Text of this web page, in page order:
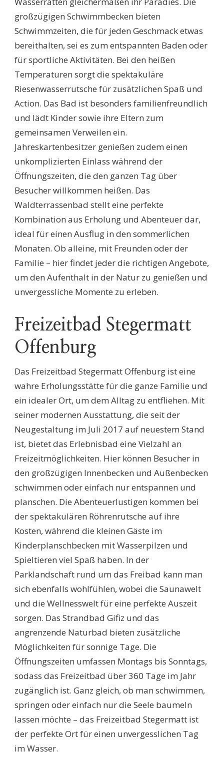
großzügigen Schwimmbecken bieten
Schwimmzeiten, die für jeden Geschmack etwas
bereithalten, sei es zum entspannten Baden oder
für sportliche Aktivitäten. Bei den heißen
Temperaturen sorgt die spektakuläre
Riesenwasserrutsche für zusätzlichen Spaß und
Action. Das Bad ist besonders familienfreundlich
und lädt Kinder sowie ihre Eltern zum
gemeinsamen Verweilen ein.
Jahreskartenbesitzer genießen zudem einen
unkomplizierten Einlass während der
Öffnungszeiten, die den ganzen Tag über
Besucher willkommen heißen. Das
Waldterrassenbad stellt eine perfekte
Kombination aus Erholung und Abenteuer dar,
ideal für einen Ausflug in den sommerlichen
Monaten. Ob alleine, mit Freunden oder der
Familie – hier findet jeder die richtigen Angebote,
um den Aufenthalt in der Natur zu genießen und
unvergessliche Momente zu erleben.
Freizeitbad Stegermatt
Offenburg
Das Freizeitbad Stegermatt Offenburg ist eine
wahre Erholungsstätte für die ganze Familie und
ein idealer Ort, um dem Alltag zu entfliehen. Mit
seiner modernen Ausstattung, die seit der
Neugestaltung im Juli 2017 auf neuestem Stand
ist, bietet das Erlebnisbad eine Vielzahl an
Freizeitmöglichkeiten. Hier können Besucher in
den großzügigen Innenbecken und Außenbecken
schwimmen oder einfach nur entspannen und
planschen. Die Abenteuerlustigen kommen bei
der spektakulären Röhrenrutsche auf ihre
Kosten, während die kleinen Gäste im
Kinderplanschbecken mit Wasserpilzen und
Spieltieren viel Spaß haben. In der
Parklandschaft rund um das Freibad kann man
sich ebenfalls wohlfühlen, wobei die Saunawelt
und die Wellnesswelt für eine perfekte Auszeit
sorgen. Das Strandbad Gifiz und das
angrenzende Naturbad bieten zusätzliche
Möglichkeiten für sonnige Tage. Die
Öffnungszeiten umfassen Montags bis Sonntags,
sodass das Freizeitbad über 360 Tage im Jahr
zugänglich ist. Ganz gleich, ob man schwimmen,
springen oder einfach nur die Seele baumeln
lassen möchte – das Freizeitbad Stegermatt ist
der perfekte Ort für einen unvergesslichen Tag
im Wasser.